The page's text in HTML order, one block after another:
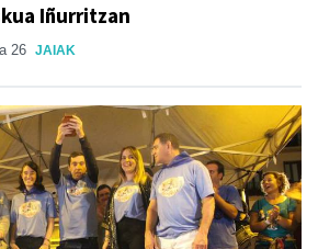
Iñurritzan
26 JAIAK